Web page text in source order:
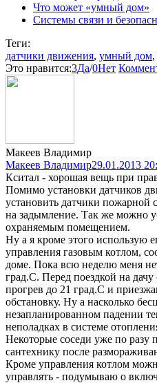
Что может «умный дом»
Системы связи и
Теги:
датчики движения, умный дом,
Это нравится:3Да/0Нет
Макеев Владимир
Макеев Владимир29.01.2013
Кситал - хорошая вещь при
Помимо установки датчиков
установить датчики пожарной
на задымление. Так же можно
охраняемым помещением.
Ну а я кроме этого использую
управления газовым котлом,
доме. Пока всю неделю меня
град.С. Перед поездкой на
прогрев до 21 град.С и
обстановку. Ну а насколько
незапланированном падении
неполадках в системе
Некоторые соседи уже по разу
сантехнику после
Кроме управления котлом
управлять - подумываю о